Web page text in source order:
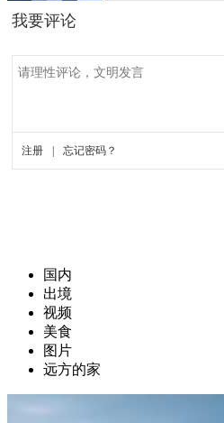
国内
出境
视频
美食
图片
远方的家